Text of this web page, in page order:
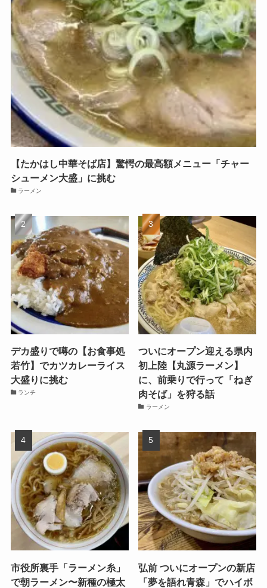
【たかはし中華そば店】驚愕の最高額メニュー「チャー
シューメン大盛」に挑む
ラーメン
デカ盛りで噂の【お食事処
若竹】でカツカレーライス
大盛りに挑む
ランチ
ついにオープン迎える県内
初上陸【丸源ラーメン】
に、前乗りで行って「ねぎ
肉そば」を狩る話
ラーメン
市役所裏手「ラーメン糸」
で朝ラーメン〜新種の極太
弘前 ついにオープンの新店
「夢を語れ青森」でハイボ